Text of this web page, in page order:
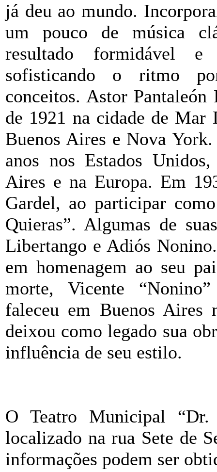
já deu ao mundo.
um pouco de música
resultado formidável
sofisticando o ritmo
conceitos. Astor
de 1921 na cidade de Mar
Buenos Aires e Nova
anos nos Estados
Aires e na Europa. Em
Gardel, ao participar
Quieras”. Algumas de
Libertango e Adiós
em homenagem ao seu
morte, Vicente
faleceu em Buenos
deixou como legado sua
influência de seu estilo.
O Teatro Municipal “Dr.
localizado na rua Sete de
informações podem ser